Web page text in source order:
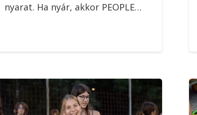
nyarat. Ha nyár, akkor PEOPLE…